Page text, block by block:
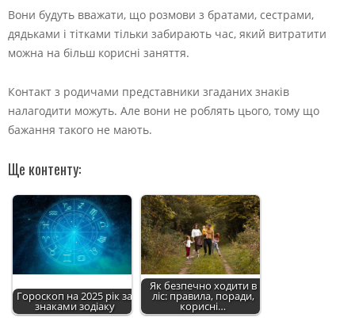
Вони будуть вважати, що розмови з братами, сестрами,
дядьками і тітками тільки забирають час, який витратити
можна на більш корисні заняття.
Контакт з родичами представники згаданих знаків
налагодити можуть. Але вони не роблять цього, тому що
бажання такого не мають.
Ще контенту:
Гороскоп на 2025 рік за
знаками зодіаку
Як безпечно ходити в
ліс: правила, поради,
корисні…